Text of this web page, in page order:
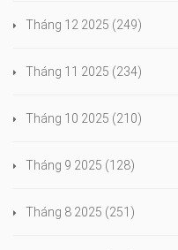
Tháng 12 2025 (249)
Tháng 11 2025 (234)
Tháng 10 2025 (210)
Tháng 9 2025 (128)
Tháng 8 2025 (251)